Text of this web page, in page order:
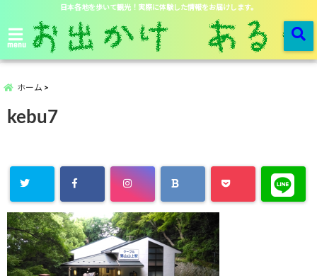
日本各地を歩いて観光！実際に体験した情報をお届けします。
menu
ホーム
kebu7